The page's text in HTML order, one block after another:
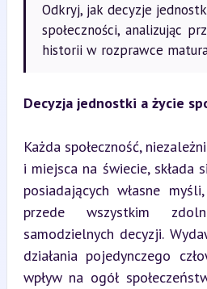
Odkryj, jak decyzje
społeczności, analizując
historii w rozprawce
Decyzja jednostki a życie
Każda społeczność,
i miejsca na świecie, składa
posiadających własne
przede wszystkim
samodzielnych decyzji.
działania pojedynczego
wpływ na ogół